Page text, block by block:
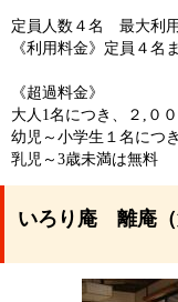
定員人数４名 最大利
《利用料金》定員４名
《超過料金》
大人1名につき、２,０
幼児～小学生１名につ
乳児～3歳未満は無料
いろり庵 離庵（